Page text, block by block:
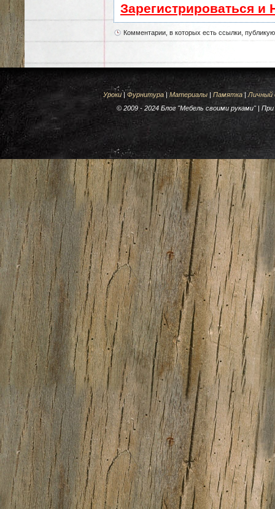
Зарегистрироваться и
Комментарии, в которых есть ссылки,
Уроки| Фурнитура|Материалы| Памятка| Личный
© 2009 - 2024 Блог "Мебель своими руками" |